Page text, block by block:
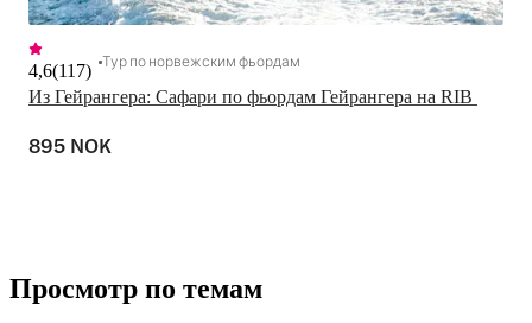
4,6(117) Тур по норвежским фьордам
895 NOK
Просмотр по темам